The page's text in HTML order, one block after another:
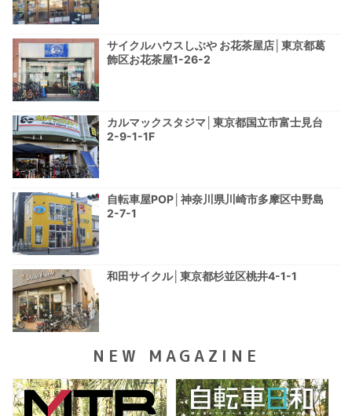
サイクルハウスしぶや お花茶屋店│東京都葛
飾区お花茶屋1-26-2
カルマックスタジマ│東京都国立市富士見台
2-9-1-1F
自転車屋POP│神奈川県川崎市多摩区中野島
2-7-1
和田サイクル│東京都杉並区桃井4-1-1
NEW MAGAZINE